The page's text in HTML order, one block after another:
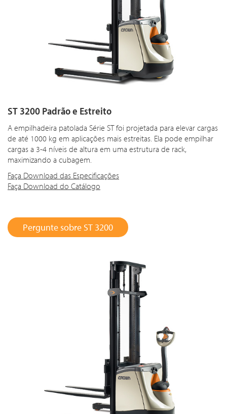
ST 3200 Padrão e Estreito
A empilhadeira patolada Série ST foi projetada para elevar cargas
de até 1000 kg em aplicações mais estreitas. Ela pode empilhar
cargas a 3-4 níveis de altura em uma estrutura de rack,
maximizando a cubagem.
Faça Download das Especificações
Faça Download do Catálogo
Pergunte sobre ST 3200